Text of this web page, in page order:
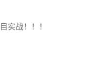
实战！！！